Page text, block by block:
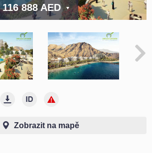
888 AED
Zobrazit na mapě